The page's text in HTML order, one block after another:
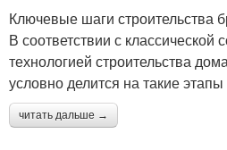
Ключевые шаги строительства
В соответствии с классической
технологией строительства
условно делится на такие
читать дальше →